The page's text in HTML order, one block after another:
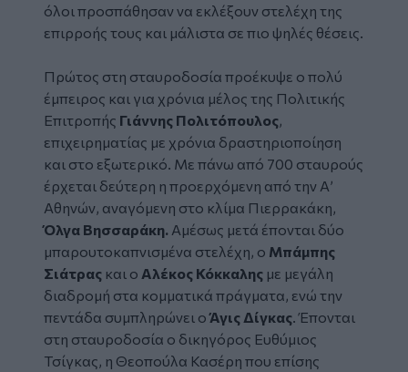
όλοι προσπάθησαν να εκλέξουν στελέχη της
επιρροής τους και μάλιστα σε πιο ψηλές θέσεις.
Πρώτος στη σταυροδοσία προέκυψε ο πολύ
έμπειρος και για χρόνια μέλος της Πολιτικής
Επιτροπής Γιάννης Πολιτόπουλος,
επιχειρηματίας με χρόνια δραστηριοποίηση
και στο εξωτερικό. Με πάνω από 700 σταυρούς
έρχεται δεύτερη η προερχόμενη από την Α’
Αθηνών, αναγόμενη στο κλίμα Πιερρακάκη,
Όλγα Βησσαράκη. Αμέσως μετά έπονται δύο
μπαρουτοκαπνισμένα στελέχη, ο Μπάμπης
Σιάτρας και ο Αλέκος Κόκκαλης με μεγάλη
διαδρομή στα κομματικά πράγματα, ενώ την
πεντάδα συμπληρώνει οΆγις Δίγκας. Έπονται
στη σταυροδοσία ο δικηγόρος Ευθύμιος
Τσίγκας, η Θεοπούλα Κασέρη που επίσης